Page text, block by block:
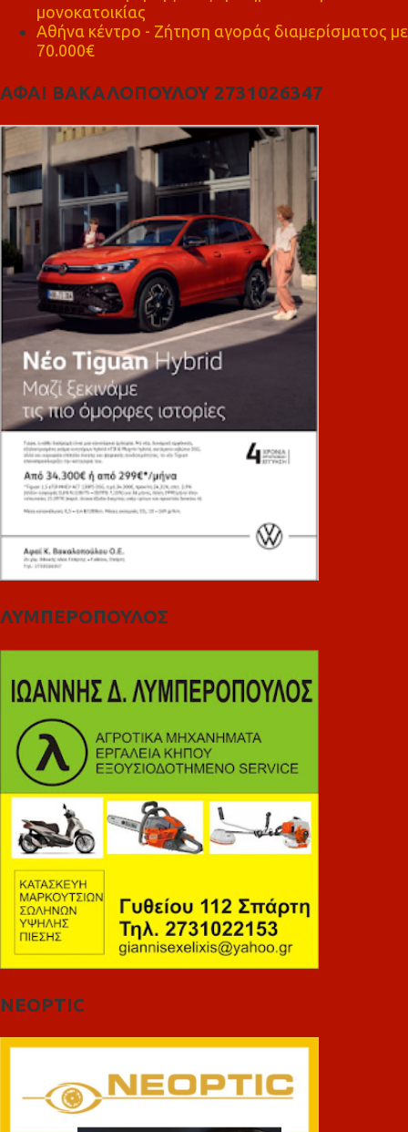
μονοκατοικίας
Αθήνα κέντρο - Ζήτηση αγοράς διαμερίσματος με
70.000€
ΑΦΑΙ ΒΑΚΑΛΟΠΟΥΛΟΥ 2731026347
ΛΥΜΠΕΡΟΠΟΥΛΟΣ
NEOPTIC